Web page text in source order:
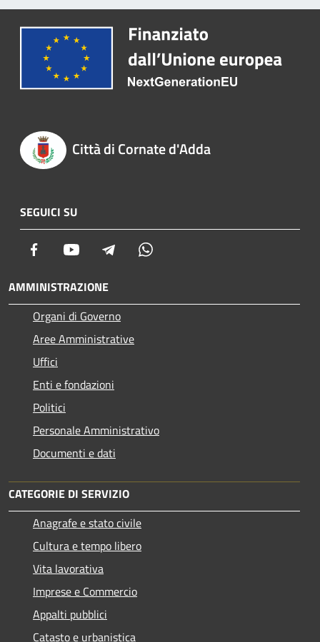
Città di Cornate d'Adda
SEGUICI SU
Facebook Youtube Telegram
AMMINISTRAZIONE
Organi di Governo
Aree Amministrative
Uffici
Enti e fondazioni
Politici
Personale Amministrativo
Documenti e dati
CATEGORIE DI SERVIZIO
Anagrafe e stato civile
Cultura e tempo libero
Vita lavorativa
Imprese e Commercio
Appalti pubblici
Catasto e urbanistica